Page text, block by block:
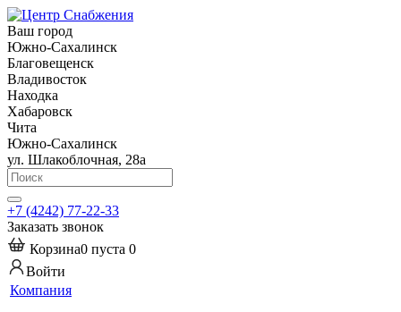
Ваш город
Южно-Сахалинск
Благовещенск
Владивосток
Находка
Хабаровск
Чита
Южно-Сахалинск
ул. Шлакоблочная, 28а
+7 (4242) 77-22-33
Заказать звонок
Корзина0 пуста 0
Войти
Компания